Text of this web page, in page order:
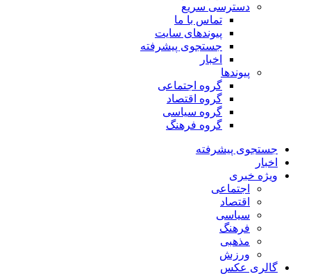
دسترسی سریع
تماس با ما
پیوندهای سایت
جستجوی پیشرفته
اخبار
پیوندها
گروه اجتماعی
گروه اقتصاد
گروه سیاسی
گروه فرهنگ
جستجوی پیشرفته
اخبار
ویژه خبری
اجتماعی
اقتصاد
سیاسی
فرهنگ
مذهبی
ورزش
گالری عکس